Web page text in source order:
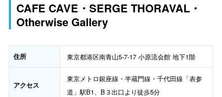
CAFE CAVE・SERGE THORAVAL・
Otherwise Gallery
住所 東京都港区南青山5-7-17 小原流会館 地下1階
アクセス
東京メトロ銀座線・半蔵門線・千代田線「表参
道」駅B1、B３出口より徒歩5分